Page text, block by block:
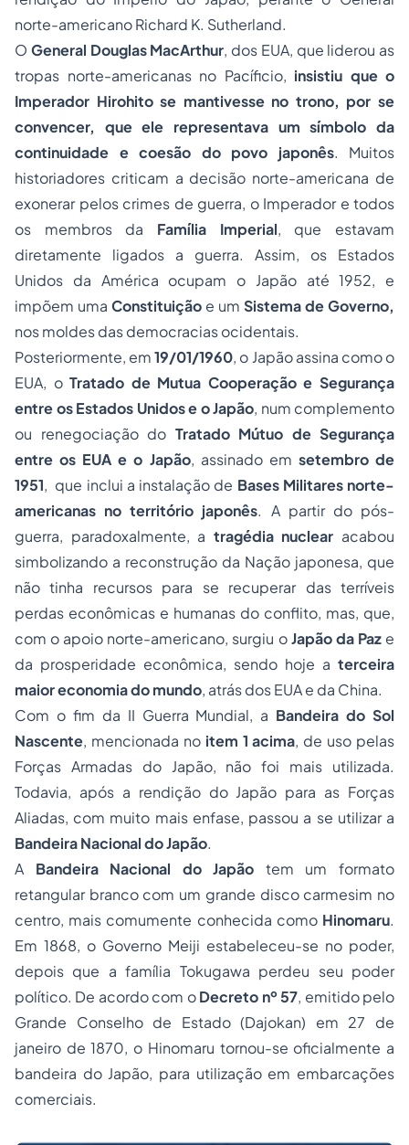
norte-americano Richard K. Sutherland.
O General Douglas MacArthur, dos EUA, que liderou as
tropas norte-americanas no Pacíficio, insistiu que o
Imperador Hirohito se mantivesse no trono, por se
convencer, que ele representava um símbolo da
continuidade e coesão do povo japonês. Muitos
historiadores criticam a decisão norte-americana de
exonerar pelos crimes de guerra, o Imperador e todos
os membros da Família Imperial, que estavam
diretamente ligados a guerra. Assim, os Estados
Unidos da América ocupam o Japão até 1952, e
impõem uma Constituição e um Sistema de Governo,
nos moldes das democracias ocidentais.
Posteriormente, em19/01/1960, o Japão assina como o
EUA, oTratado de Mutua Cooperação e Segurança
entre os Estados Unidos e o Japão, num complemento
ou renegociação do Tratado Mútuo de Segurança
entre os EUA e o Japão, assinado em setembro de
1951, que inclui a instalação de Bases Militares norte-
americanas no território japonês. A partir do pós-
guerra, paradoxalmente, a tragédia nuclear acabou
simbolizando a reconstrução da Nação japonesa, que
não tinha recursos para se recuperar das terríveis
perdas econômicas e humanas do conflito, mas, que,
com o apoio norte-americano, surgiu oJapão da Paze
da prosperidade econômica, sendo hoje a terceira
maior economia do mundo, atrás dos EUA e da China.
Com o fim da II Guerra Mundial, a Bandeira do Sol
Nascente, mencionada no item 1 acima, de uso pelas
Forças Armadas do Japão, não foi mais utilizada.
Todavia, após a rendição do Japão para as Forças
Aliadas, com muito mais enfase, passou a se utilizar a
Bandeira Nacional do Japão.
A Bandeira Nacional do Japão tem um formato
retangular branco com um grande disco carmesim no
centro, mais comumente conhecida como Hinomaru.
Em 1868, o Governo Meiji estabeleceu-se no poder,
depois que a família Tokugawa perdeu seu poder
político. De acordo com oDecreto nº 57, emitido pelo
Grande Conselho de Estado (Dajokan) em 27 de
janeiro de 1870, o Hinomaru tornou-se oficialmente a
bandeira do Japão, para utilização em embarcações
comerciais.